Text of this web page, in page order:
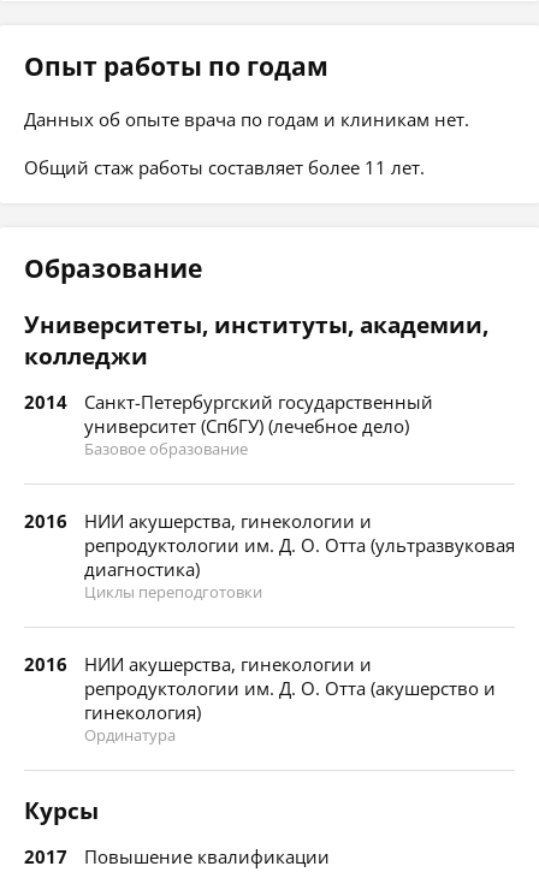
Опыт работы по годам
Данных об опыте врача по годам и клиникам нет.
Общий стаж работы составляет более 11 лет.
Образование
Университеты, институты, академии,
колледжи
2014
Санкт-Петербургский государственный
университет (СпбГУ) (лечебное дело)
Базовое образование
2016
НИИ акушерства, гинекологии и
репродуктологии им. Д. О. Отта (ультразвуковая
диагностика)
Циклы переподготовки
2016
НИИ акушерства, гинекологии и
репродуктологии им. Д. О. Отта (акушерство и
гинекология)
Ординатура
Курсы
2017 Повышение квалификации